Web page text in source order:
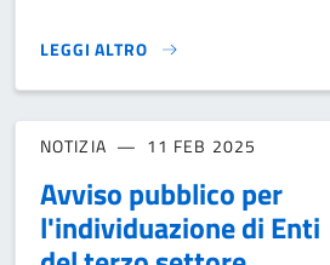
LEGGI ALTRO
"BUSCEMI È IN FESTA"}
NOTIZIA 11 FEB 2025
Avviso pubblico per
l'individuazione di Enti